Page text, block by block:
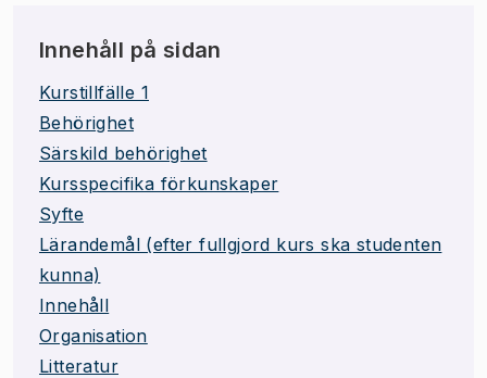
Innehåll på sidan
Kurstillfälle 1
Behörighet
Särskild behörighet
Kursspecifika förkunskaper
Syfte
Lärandemål (efter fullgjord kurs ska studenten
kunna)
Innehåll
Organisation
Litteratur